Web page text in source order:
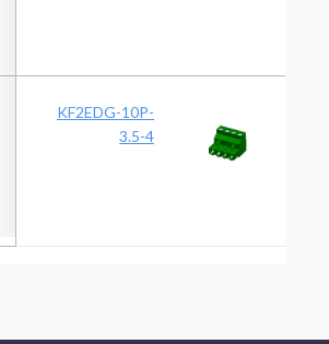
KF2EDG-10P-
3.5-4